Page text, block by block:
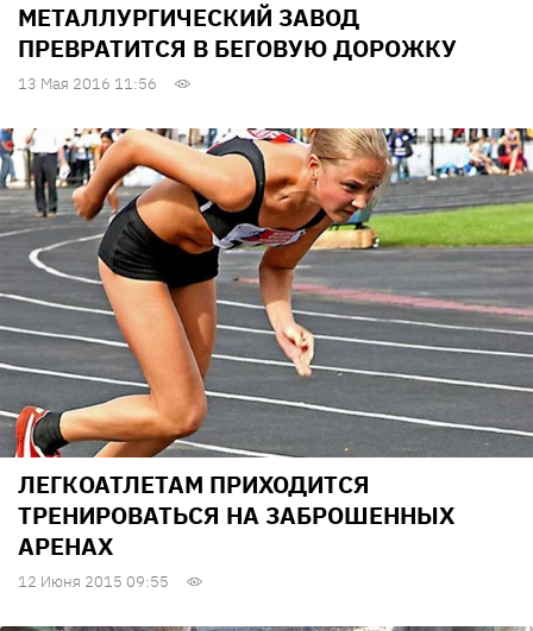
МЕТАЛЛУРГИЧЕСКИЙ ЗАВОД
ПРЕВРАТИТСЯ В БЕГОВУЮ ДОРОЖКУ
13 Мая 2016 11:56
ЛЕГКОАТЛЕТАМ ПРИХОДИТСЯ
ТРЕНИРОВАТЬСЯ НА ЗАБРОШЕННЫХ
АРЕНАХ
12 Июня 2015 09:55